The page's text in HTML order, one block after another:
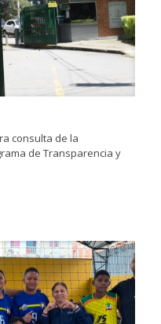
consulta de la
de Transparencia y